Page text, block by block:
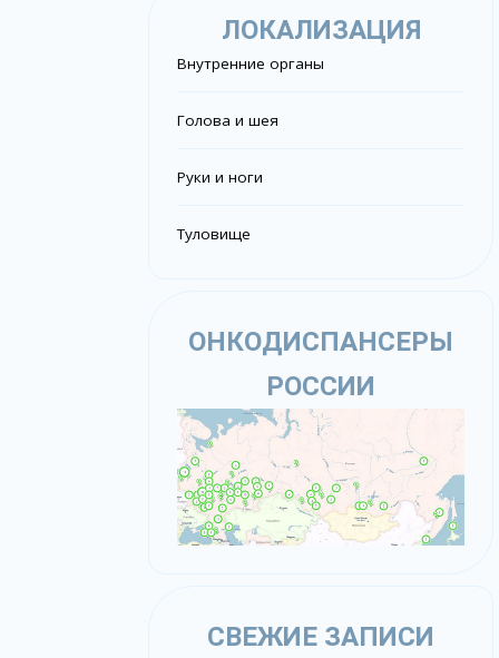
ЛОКАЛИЗАЦИЯ
Внутренние органы
Голова и шея
Руки и ноги
Туловище
ОНКОДИСПАНСЕРЫ
РОССИИ
СВЕЖИЕ ЗАПИСИ